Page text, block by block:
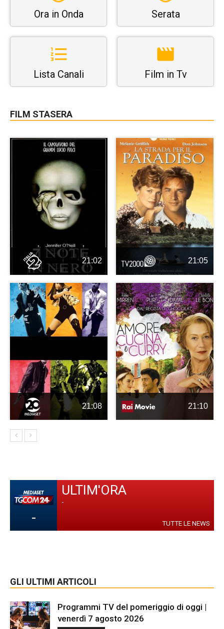
Ora in Onda Serata
Lista Canali Film in Tv
FILM STASERA
21:02 21:05
21:08 21:10
-
ULTIM'ORA
-
TUTTE LE NEWS
GLI ULTIMI ARTICOLI
Programmi TV del pomeriggio di oggi |
venerdì 7 agosto 2026